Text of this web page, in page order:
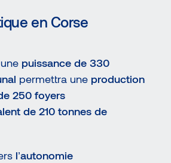
en Corse
puissance de 330
permettra une production
250 foyers
de 210 tonnes de
l’autonomie